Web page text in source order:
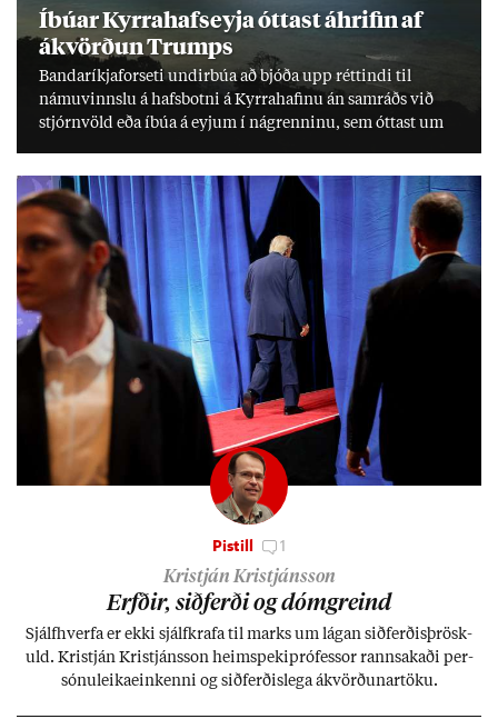
Íbú­ar Kyrra­hafs­eyja ótt­ast áhrif­in af
ákvörð­un Trumps
Banda­ríkja­for­seti und­ir­búa að bjóða upp rétt­indi til
námu­vinnslu á hafs­botni á Kyrra­haf­inu án sam­ráðs við
stjórn­völd eða íbúa á eyj­um í ná­grenn­inu, sem ótt­ast um
Pistill 1
Kristján Kristjánsson
Erfð­ir, sið­ferði og dómgreind
Sjálf­hverfa er ekki sjálf­krafa til marks um lág­an sið­ferð­is­þrösk­
uld. Kristján Kristjáns­son heim­speki­pró­fess­or rann­sak­aði per­
sónu­leika­ein­kenni og sið­ferð­is­lega ákvörð­un­ar­töku.